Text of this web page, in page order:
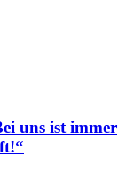
uns ist immer